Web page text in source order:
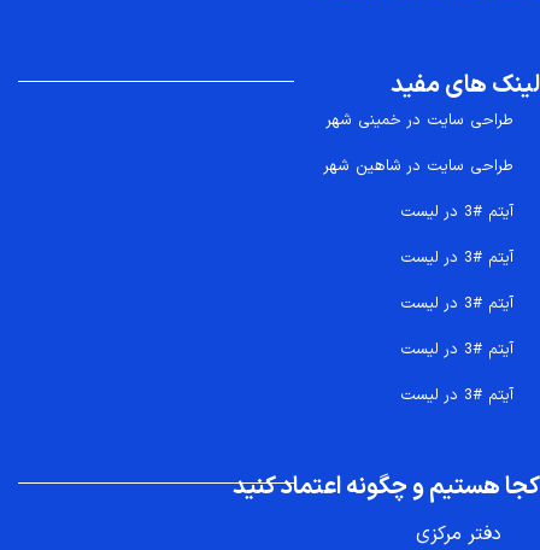
لینک های مفید
طراحی سایت در خمینی شهر
طراحی سایت در شاهین شهر
آیتم #3 در لیست
آیتم #3 در لیست
آیتم #3 در لیست
آیتم #3 در لیست
آیتم #3 در لیست
کجا هستیم و چگونه اعتماد کنید
دفتر مرکزی